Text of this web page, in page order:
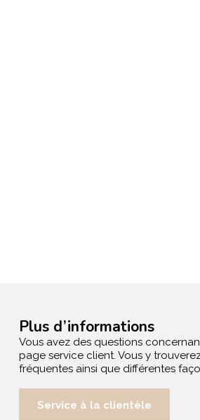
Plus d’informations
Vous avez des questions
page service client. Vous y
fréquentes ainsi que différentes
Service à la clientèle